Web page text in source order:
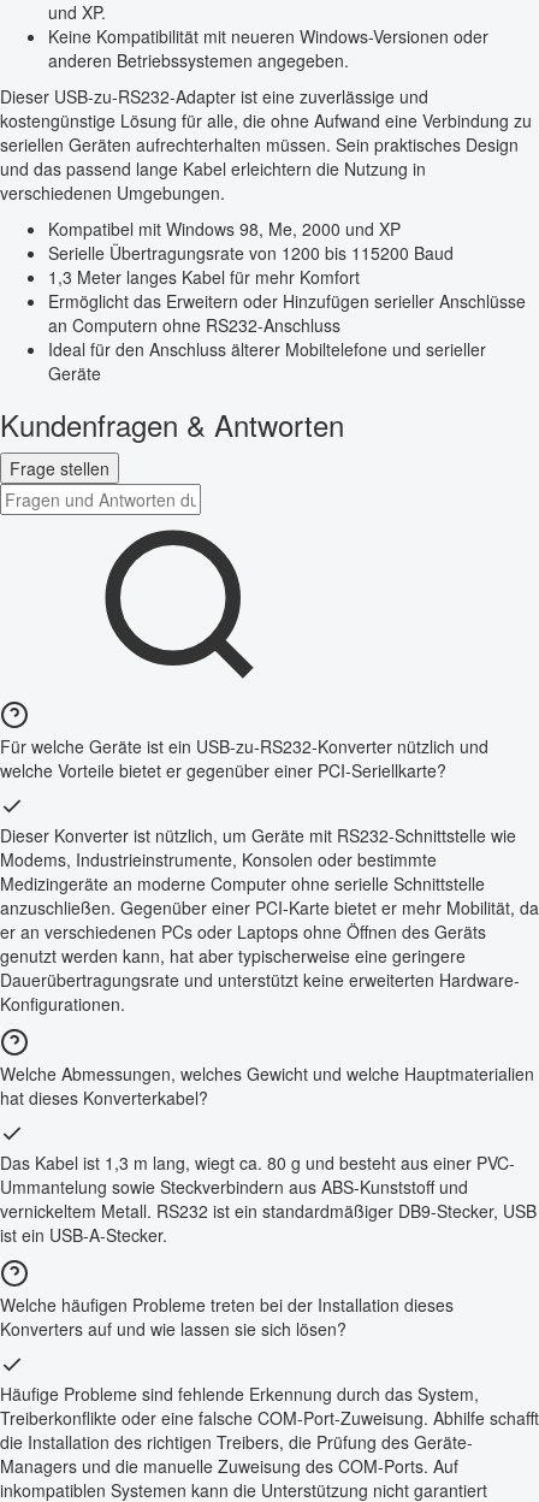
und XP.
Keine Kompatibilität mit neueren Windows-Versionen oder
anderen Betriebssystemen angegeben.
Dieser USB-zu-RS232-Adapter ist eine zuverlässige und
kostengünstige Lösung für alle, die ohne Aufwand eine Verbindung zu
seriellen Geräten aufrechterhalten müssen. Sein praktisches Design
und das passend lange Kabel erleichtern die Nutzung in
verschiedenen Umgebungen.
Kompatibel mit Windows 98, Me, 2000 und XP
Serielle Übertragungsrate von 1200 bis 115200 Baud
1,3 Meter langes Kabel für mehr Komfort
Ermöglicht das Erweitern oder Hinzufügen serieller Anschlüsse
an Computern ohne RS232-Anschluss
Ideal für den Anschluss älterer Mobiltelefone und serieller
Geräte
Kundenfragen & Antworten
Frage stellen
Für welche Geräte ist ein USB-zu-RS232-Konverter nützlich und
welche Vorteile bietet er gegenüber einer PCI-Seriellkarte?
Dieser Konverter ist nützlich, um Geräte mit RS232-Schnittstelle wie
Modems, Industrieinstrumente, Konsolen oder bestimmte
Medizingeräte an moderne Computer ohne serielle Schnittstelle
anzuschließen. Gegenüber einer PCI-Karte bietet er mehr Mobilität, da
er an verschiedenen PCs oder Laptops ohne Öffnen des Geräts
genutzt werden kann, hat aber typischerweise eine geringere
Dauerübertragungsrate und unterstützt keine erweiterten Hardware-
Konfigurationen.
Welche Abmessungen, welches Gewicht und welche Hauptmaterialien
hat dieses Konverterkabel?
Das Kabel ist 1,3 m lang, wiegt ca. 80 g und besteht aus einer PVC-
Ummantelung sowie Steckverbindern aus ABS-Kunststoff und
vernickeltem Metall. RS232 ist ein standardmäßiger DB9-Stecker, USB
ist ein USB-A-Stecker.
Welche häufigen Probleme treten bei der Installation dieses
Konverters auf und wie lassen sie sich lösen?
Häufige Probleme sind fehlende Erkennung durch das System,
Treiberkonflikte oder eine falsche COM-Port-Zuweisung. Abhilfe schafft
die Installation des richtigen Treibers, die Prüfung des Geräte-
Managers und die manuelle Zuweisung des COM-Ports. Auf
inkompatiblen Systemen kann die Unterstützung nicht garantiert